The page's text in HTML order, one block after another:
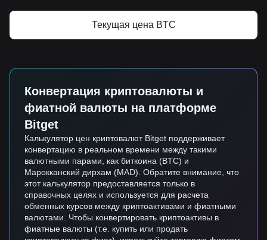
Текущая цена BTC
Конвертация криптовалюты и
фиатной валюты на платформе
Bitget
Калькулятор цен криптовалют Bitget поддерживает
конвертацию в реальном времени между такими
валютными парами, как биткоина (BTC) и
Марокканский дирхам (MAD). Обратите внимание, что
этот калькулятор предоставляется только в
справочных целях и используется для расчета
обменных курсов между криптоактивами и фиатными
валютами. Чтобы конвертировать криптоактивы в
фиатные валюты (т.е. купить или продать